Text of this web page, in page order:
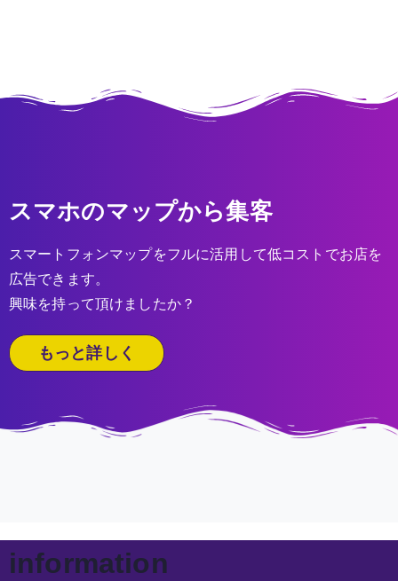
スマホのマップから集客
スマートフォンマップをフルに活用して低コストでお店を
広告できます。
興味を持って頂けましたか？
もっと詳しく
information